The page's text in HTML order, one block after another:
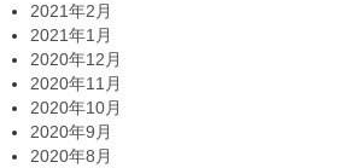
2021年2月
2021年1月
2020年12月
2020年11月
2020年10月
2020年9月
2020年8月